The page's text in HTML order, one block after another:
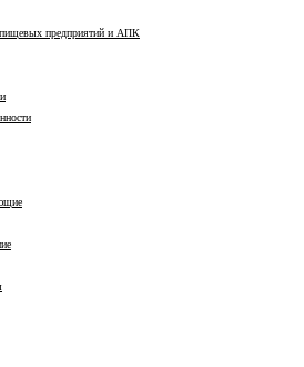
пищевых предприятий и АПК